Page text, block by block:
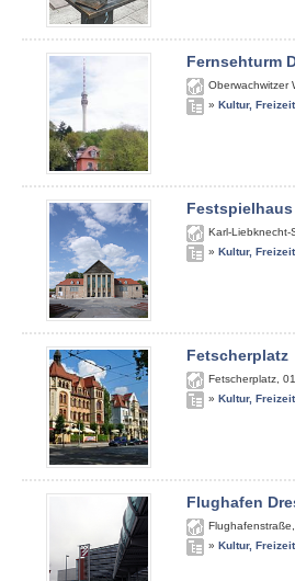
Fernsehturm
Oberwachwitzer
» Kultur,
Festspielhaus
Karl-Liebknecht-
» Kultur,
Fetscherplatz
Fetscherplatz
» Kultur,
Flughafen
Flughafenstraße
» Kultur,